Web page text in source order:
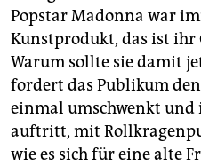
Popstar Madonna war
Kunstprodukt, das ist ihr
Warum sollte sie damit
fordert das Publikum
einmal umschwenkt und
auftritt, mit
wie es sich für eine alte